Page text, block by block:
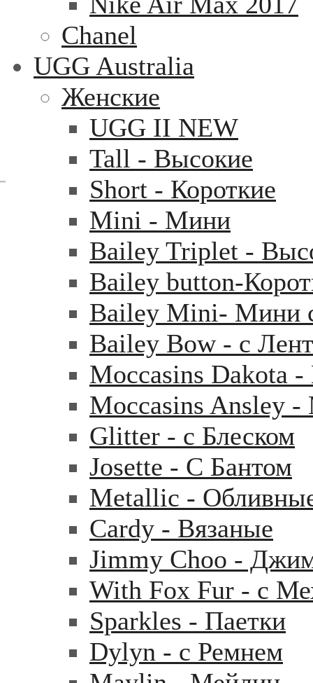
Chanel
UGG Australia
Женские
UGG II NEW
Tall - Высокие
Short - Короткие
Mini - Mини
Bailey Triplet -
Bailey button-
Bailey Mini- Мини
Bailey Bow - с
Moccasins Dakota
Moccasins Ansley
Glitter - с Блеском
Josette - С Бантом
Metallic -
Cardy - Вязаные
Jimmy Choo -
With Fox Fur - с
Sparkles - Паетки
Dylyn - с Ремнем